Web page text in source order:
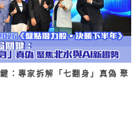
：專家拆解「七翻身」真偽 聚